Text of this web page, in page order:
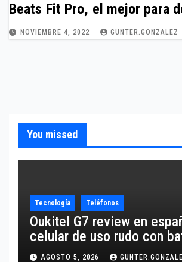
Beats Fit Pro, el mejor
NOVIEMBRE 4, 2022 GUNTER.GONZALEZ
You missed
Tecnología Teléfonos
Oukitel G7 review en
celular de uso rudo con
10,600 mAh
AGOSTO 5, 2026